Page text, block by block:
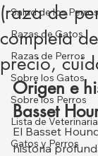
Salud de los Perros
Razas de Gatos
Razas de Perros
Sobre los Gatos
Sobre los Perros
Lista de
Gatos y Perros
(raza de
completa
precio,
Origen e
Basset
El Basset
historia